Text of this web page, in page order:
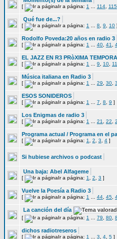
[ Ir a página: 1 114 115
Qué fue de...?
[ Ir a página: 1 8 9 10 ]
Rodolfo Poveda:20 años en radio 3
[ Ir a página: 1 40 41
EL JAZZ EN R3 PRòXIMA
[ Ir a página: 1 9 10 11
Música italiana en Radio 3
[ Ir a página: 1 29 30
ESOS SONIDEROS
[ Ir a página: 1 7 8 9 ]
Los Enigmas de radio 3
[ Ir a página: 1 21 22
Programa actual / Programa en el
[ Ir a página: 1 2 3 4 ]
Si hubiese archivos o podcast
Una baja: Abel Alfageme
[ Ir a página: 1 2 3 ]
Vuelve la Poesía a Radio 3
[ Ir a página: 1 44 45
La canción del día
[ Ir a página: 1 79 80
dichos radiotreseros
[ Ir a página: 1 3 4 5 ]